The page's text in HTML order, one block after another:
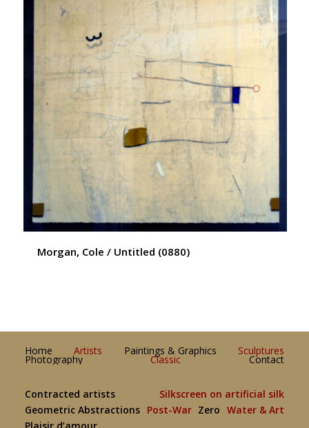
Morgan, Cole / Untitled (0880)
Home Artists Paintings & Graphics Sculptures
Photography Classic Contact
Contracted artists
Silkscreen on artificial silk
Geometric Abstractions
Post-War Zero Water & Art
Plaisir d’amour